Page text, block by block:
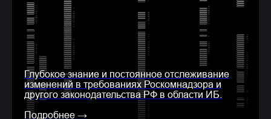
Глубокое знание и постоянное отслеживание
изменений в требованиях Роскомнадзора и
другого законодательства РФ в области ИБ.
Подробнее →